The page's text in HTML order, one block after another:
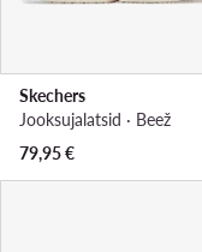
Skechers
Jooksujalatsid · Beež
79,95€